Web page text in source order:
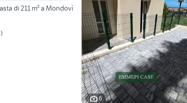
di 211 m² a Mondovì
)
6